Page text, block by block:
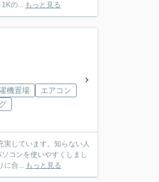
の... もっと見る
機置場
エアコン
しています。知らない人
コンを使いやすくしまし
に合... もっと見る